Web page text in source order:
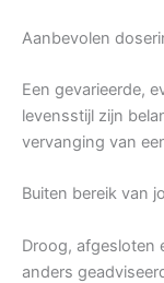
Aanbevolen
Een gevarieerde,
levensstijl zijn
vervanging van
Buiten bereik van
Droog, afgesloten
anders